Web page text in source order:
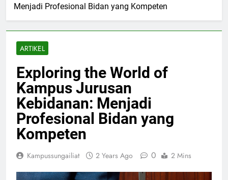
Menjadi Profesional Bidan yang Kompeten
ARTIKEL
Exploring the World of
Kampus Jurusan
Kebidanan: Menjadi
Profesional Bidan yang
Kompeten
Kampussungailiat 2 Years Ago 0 2 Mins